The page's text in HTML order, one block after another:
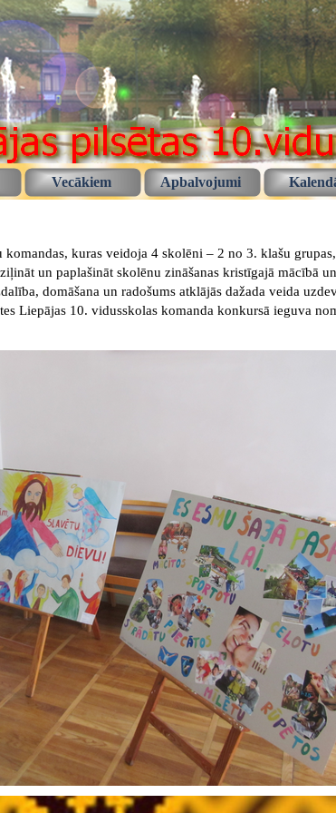
Vecākiem Apbalvojumi
kuras veidoja 4 skolēni – 2 no 3. klašu
un paplašināt skolēnu zināšanas kristīgajā mācībā
domāšana un radošums atklājās dažada veida
Liepājas 10. vidusskolas komanda konkursā ieguva